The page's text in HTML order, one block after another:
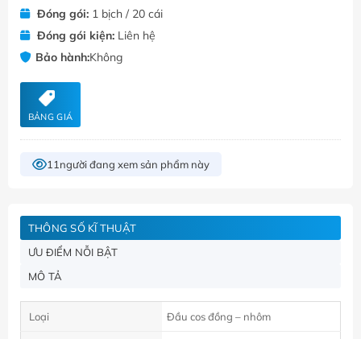
Đóng gói:1 bịch / 20 cái
Đóng gói kiện:Liên hệ
Bảo hành:Không
BẢNG GIÁ
11 người đang xem sản phẩm này
THÔNG SỐ KĨ THUẬT
ƯU ĐIỂM NỖI BẬT
MÔ TẢ
Loại Đầu cos đồng – nhôm